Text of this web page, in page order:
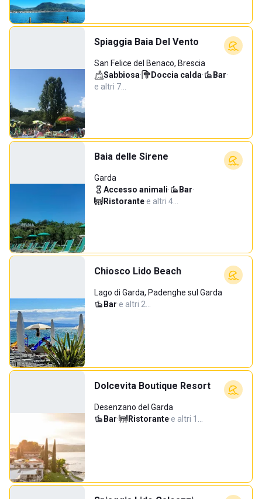
Spiaggia Baia Del Vento
San Felice del Benaco, Brescia
Sabbiosa· Doccia calda· Bar·
e altri 7…
Baia delle Sirene
Garda
Accesso animali· Bar·
Ristorante·e altri 4…
Chiosco Lido Beach
Lago di Garda, Padenghe sul Garda
Bar·e altri 2…
Dolcevita Boutique Resort
Desenzano del Garda
Bar· Ristorante·e altri 1…